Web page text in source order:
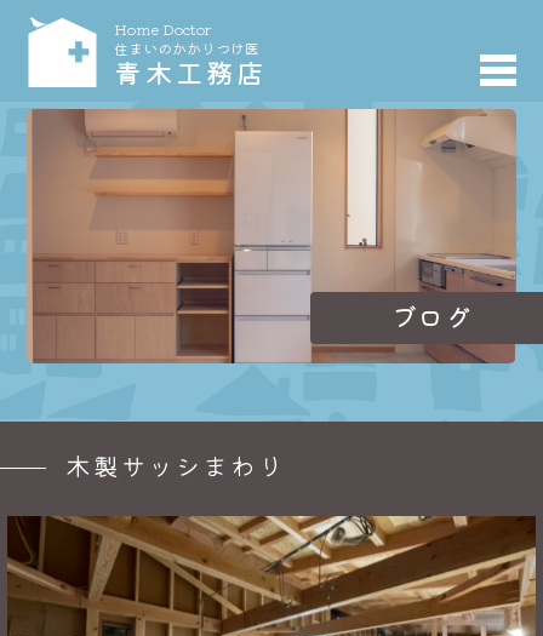
Home Doctor
住まいのかかりつけ医
青木工務店
ブログ
木製サッシまわり